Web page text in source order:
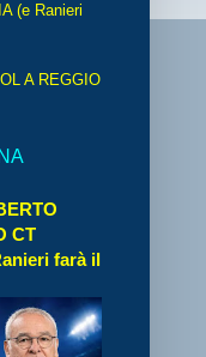
(e Ranieri
A REGGIO
CT
farà il